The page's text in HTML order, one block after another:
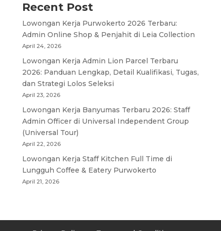
Recent Post
Lowongan Kerja Purwokerto 2026 Terbaru:
Admin Online Shop & Penjahit di Leia Collection
April 24, 2026
Lowongan Kerja Admin Lion Parcel Terbaru
2026: Panduan Lengkap, Detail Kualifikasi, Tugas,
dan Strategi Lolos Seleksi
April 23, 2026
Lowongan Kerja Banyumas Terbaru 2026: Staff
Admin Officer di Universal Independent Group
(Universal Tour)
April 22, 2026
Lowongan Kerja Staff Kitchen Full Time di
Lungguh Coffee & Eatery Purwokerto
April 21, 2026